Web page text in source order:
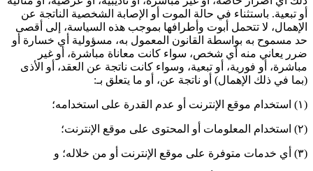
أو تبعية. باستثناء في حالة الموت أو الإصابة الشخصية الناتجة عن
الإهمال، لا تتحمل أبوت وأطرافها بموجب هذه السياسة، إلى أقصى
حد مسموح به بواسطة القانون المعمول به، مسؤولية أي خسارة أو
ضرر يعاني منه أي شخص، سواء كانت معاناة مباشرة، أو غير
مباشرة، أو فورية، أو تبعية، وسواء كانت ناتجة عن العقد، أو الأذى
(بما في ذلك الإهمال) أو ناتجة عن، أو ما يتعلق بـ:
(١) استخدام موقع الإنترنت أو عدم القدرة على استخدامه؛
(٢) استخدام المعلومات أو المحتوى على موقع الإنترنت؛
(٣) أي خدمات متوفرة على موقع الإنترنت أو من خلاله؛ و